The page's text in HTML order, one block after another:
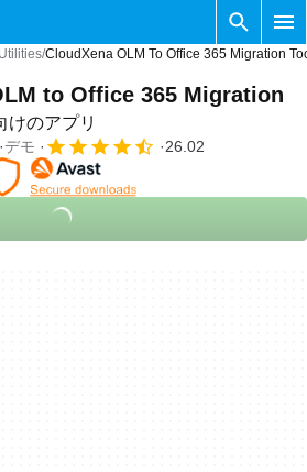
CloudXena OLM To Office 365 Migration
to Office 365 Migration
けのアプリ
デモ 26.02